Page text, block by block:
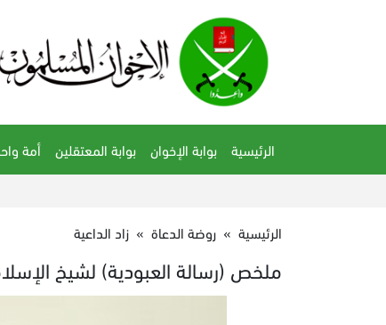
الرئيسية بوابة الإخوان بوابة المعتقلين أمة
الرئيسية » روضة الدعاة » زاد الداعية
ملخص (رسالة العبودية) لشيخ